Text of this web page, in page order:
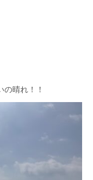
晴れ！！